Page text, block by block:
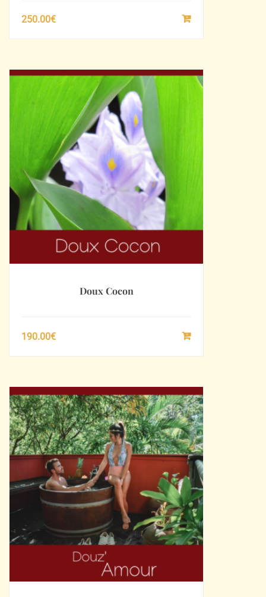
250.00€
SÉLECTIONNEZ
Doux Cocon
190.00€
SÉLECTIONNEZ